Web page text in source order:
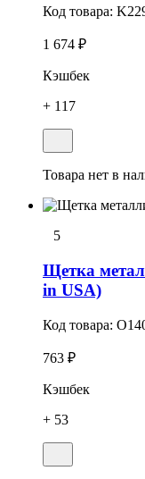
Код товара:
1 674 ₽
Кэшбек
+ 117
Товара нет в
5
Щетка
in USA)
Код товара:
763 ₽
Кэшбек
+ 53